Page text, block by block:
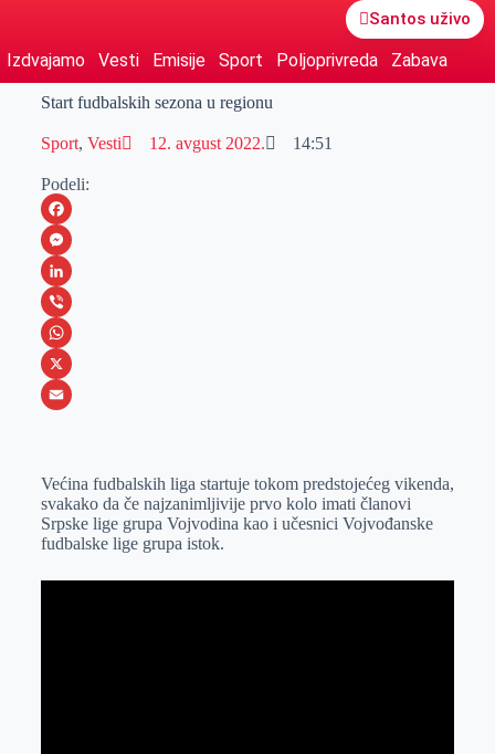
Santos uživo
Izdvajamo Vesti Emisije Sport Poljoprivreda Zabava
Start fudbalskih sezona u regionu
Sport, Vesti 12. avgust 2022. 14:51
Podeli:
F
a
c
e
b
o
M
e
s
s
e
e
r
L
i
n
k
I
n
V
i
b
W
h
s
A
p
p
X
a
i
l
Većina fudbalskih liga startuje tokom predstojećeg vikenda,
svakako da če najzanimljivije prvo kolo imati članovi
Srpske lige grupa Vojvodina kao i učesnici Vojvođanske
fudbalske lige grupa istok.